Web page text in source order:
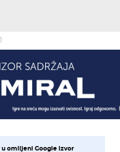
u omiljeni Google izvor